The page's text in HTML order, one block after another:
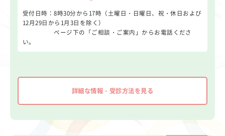
受付日時：8時30分から17時（土曜日・日曜日、祝・休日および
12月29日から1月3日を除く）
ページ下の「ご相談・ご案内」からお電話くださ
い。
詳細な情報・受診方法を見る